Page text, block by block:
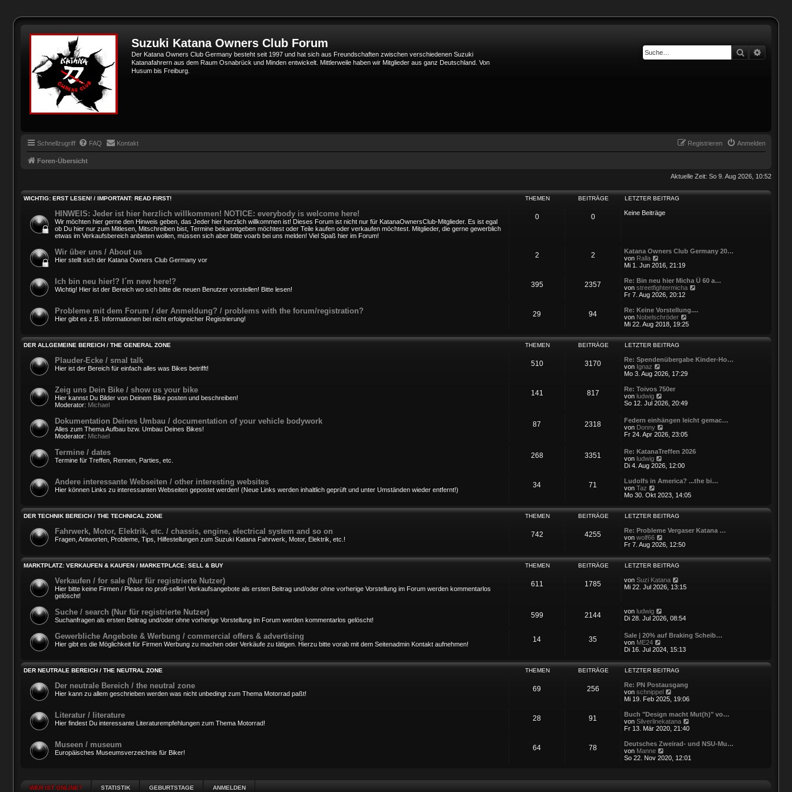
Suzuki Katana Owners Club Forum
Der Katana Owners Club Germany besteht seit 1997 und hat sich aus Freundschaften zwischen verschiedenen Suzuki
Katanafahrern aus dem Raum Osnabrück und Minden entwickelt. Mittlerweile haben wir Mitglieder aus ganz Deutschland. Von
Husum bis Freiburg.
Suche
Schnellzugriff FAQ Kontakt Anmelden
Registrieren
Foren-Übersicht
Aktuelle Zeit: So 9. Aug 2026, 10:52
WICHTIG: ERST LESEN! / IMPORTANT: READ FIRST! THEMEN BEITRÄGE LETZTER BEITRAG
HINWEIS: Jeder ist hier herzlich willkommen! NOTICE: everybody is welcome here!
Wir möchten hier gerne den Hinweis geben, das Jeder hier herzlich willkommen ist! Dieses Forum ist nicht nur für KatanaOwnersClub-Mitglieder. Es ist egal
ob Du hier nur zum Mitlesen, Mitschreiben bist, Termine bekanntgeben möchtest oder Teile kaufen oder verkaufen möchtest. Mitglieder, die gerne gewerblich
etwas im Verkaufsbereich anbieten wollen, müssen sich aber bitte voarb bei uns melden! Viel Spaß hier im Forum!
0 0 Keine Beiträge
Wir über uns / About us
Hier stellt sich der Katana Owners Club Germany vor
2 2
Katana Owners Club Germany 20…
von Ralla
e
e
s
t
r
B
e
i
r
a
Mi 1. Jun 2016, 21:19
Ich bin neu hier!? I´m new here!?
Wichtig! Hier ist der Bereich wo sich bitte die neuen Benutzer vorstellen! Bitte lesen!
395 2357
Re: Bin neu hier Micha Ü 60 a…
von streetfightermicha
r
i
Fr 7. Aug 2026, 20:12
Probleme mit dem Forum / der Anmeldung? / problems with the forum/registration?
Hier gibt es z.B. Informationen bei nicht erfolgreicher Registrierung!
29 94
Re: Keine Vorstellung....
von Nobelschröder
e
e
e
B
r
Mi 22. Aug 2018, 19:25
DER ALLGEMEINE BEREICH / THE GENERAL ZONE THEMEN BEITRÄGE LETZTER BEITRAG
Plauder-Ecke / smal talk
Hier ist der Bereich für einfach alles was Bikes betrifft!
510 3170
Re: Spendenübergabe Kinder-Ho…
von Ignaz
e
e
s
t
B
e
i
r
a
g
Mo 3. Aug 2026, 17:29
Zeig uns Dein Bike / show us your bike
Hier kannst Du Bilder von Deinem Bike posten und beschreiben!
Moderator: Michael
141 817
Re: Toivos 750er
von ludwig
e
e
s
t
e
B
i
r
g
So 12. Jul 2026, 20:49
Dokumentation Deines Umbau / documentation of your vehicle bodywork
Alles zum Thema Aufbau bzw. Umbau Deines Bikes!
Moderator: Michael
87 2318
Federn einhängen leicht gemac…
von Donny
e
s
t
e
B
i
r
a
Fr 24. Apr 2026, 23:05
Termine / dates
Termine für Treffen, Rennen, Parties, etc.
268 3351
Re: KatanaTreffen 2026
von ludwig
e
e
t
r
B
i
r
g
Di 4. Aug 2026, 12:00
Andere interessante Webseiten / other interesting websites
Hier können Links zu interessanten Webseiten gepostet werden! (Neue Links werden inhaltlich geprüft und unter Umständen wieder entfernt!)
34 71
Ludolfs in America? ...the bi…
von Taz
e
e
s
e
r
B
i
t
a
g
Mo 30. Okt 2023, 14:05
DER TECHNIK BEREICH / THE TECHNICAL ZONE THEMEN BEITRÄGE LETZTER BEITRAG
Fahrwerk, Motor, Elektrik, etc. / chassis, engine, electrical system and so on
Fragen, Antworten, Probleme, Tips, Hilfestellungen zum Suzuki Katana Fahrwerk, Motor, Elektrik, etc.!
742 4255
Re: Probleme Vergaser Katana …
von wolf66
e
e
s
e
r
t
r
g
Fr 7. Aug 2026, 12:50
MARKTPLATZ: VERKAUFEN & KAUFEN / MARKETPLACE: SELL & BUY THEMEN BEITRÄGE LETZTER BEITRAG
Verkaufen / for sale (Nur für registrierte Nutzer)
Hier bitte keine Firmen / Please no profi-seller! Verkaufsangebote als ersten Beitrag und/oder ohne vorherige Vorstellung im Forum werden kommentarlos
gelöscht!
611 1785 von Suzi Katana
e
t
e
B
i
r
Mi 22. Jul 2026, 13:15
Suche / search (Nur für registrierte Nutzer)
Suchanfragen als ersten Beitrag und/oder ohne vorherige Vorstellung im Forum werden kommentarlos gelöscht!
599 2144 von ludwig
e
e
s
e
B
e
t
r
a
Di 28. Jul 2026, 08:54
Gewerbliche Angebote & Werbung / commercial offers & advertising
Hier gibt es die Möglichkeit für Firmen Werbung zu machen oder Verkäufe zu tätigen. Hierzu bitte vorab mit dem Seitenadmin Kontakt aufnehmen!
14 35
Sale | 20% auf Braking Scheib…
von ME24
e
e
s
e
r
B
i
t
r
g
Di 16. Jul 2024, 15:13
DER NEUTRALE BEREICH / THE NEUTRAL ZONE THEMEN BEITRÄGE LETZTER BEITRAG
Der neutrale Bereich / the neutral zone
Hier kann zu allem geschrieben werden was nicht unbedingt zum Thema Motorrad paßt!
69 256
Re: PN Postausgang
von schnippel
e
e
s
t
r
B
i
Mi 19. Feb 2025, 19:06
Literatur / literature
Hier findest Du interessante Literaturempfehlungen zum Thema Motorrad!
28 91
Buch "Design macht Mut(h)" vo…
von Silverlinekatana
e
t
Fr 13. Mär 2020, 21:40
Museen / museum
Europäisches Museumsverzeichnis für Biker!
64 78
Deutsches Zweirad- und NSU-Mu…
von Manne
e
So 22. Nov 2020, 12:01
WER IST ONLINE? STATISTIK GEBURTSTAGE ANMELDEN